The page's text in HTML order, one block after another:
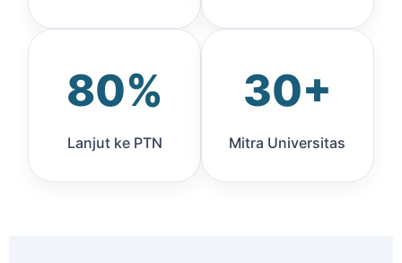
80%
Lanjut ke PTN
30+
Mitra Universitas